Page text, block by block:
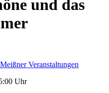
und das
Veranstaltungen
Uhr